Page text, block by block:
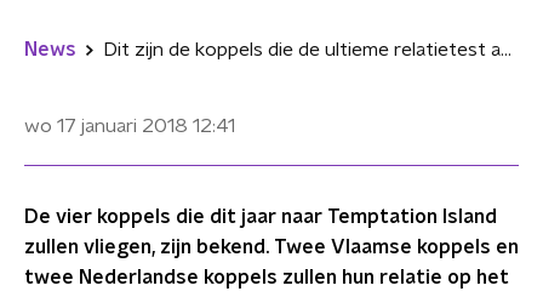
News Dit zijn de koppels die de ultieme relatietest aangaan op Temptation Island
wo 17 januari 2018 12:41
De vier koppels die dit jaar naar Temptation Island
zullen vliegen, zijn bekend. Twee Vlaamse koppels en
twee Nederlandse koppels zullen hun relatie op het